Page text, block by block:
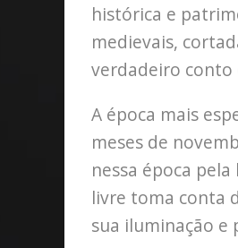
histórica e
medievais,
verdadeiro conto
A época mais
meses de
nessa época
livre toma conta
sua iluminação e